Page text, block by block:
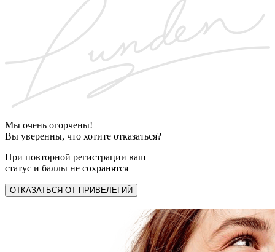
Мы очень огорчены!
Вы уверенны, что хотите отказаться?
При повторной регистрации ваш
статус и баллы не сохранятся
ОТКАЗАТЬСЯ ОТ ПРИВЕЛЕГИЙ